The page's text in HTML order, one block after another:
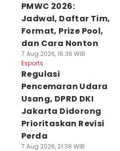
PMWC 2026:
Jadwal, Daftar Tim,
Format, Prize Pool,
dan Cara Nonton
7 Aug 2026, 16:36 WIB
Esports
Regulasi
Pencemaran Udara
Usang, DPRD DKI
Jakarta Didorong
Prioritaskan Revisi
Perda
7 Aug 2026, 21:38 WIB